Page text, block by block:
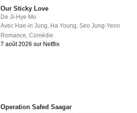
Our Sticky Love
DeJi-Hye Mo
Avec Hae-in Jung, Ha Young,Seo Jung-Yeon
Romance,Comédie
7 août 2026 sur Netflix
Operation Safed Saagar